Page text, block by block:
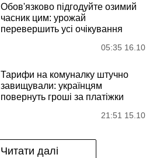
Обов'язково підгодуйте озимий
часник цим: урожай
перевершить усі очікування
05:35 16.10
Тарифи на комуналку штучно
завищували: українцям
повернуть гроші за платіжки
21:51 15.10
Читати далі